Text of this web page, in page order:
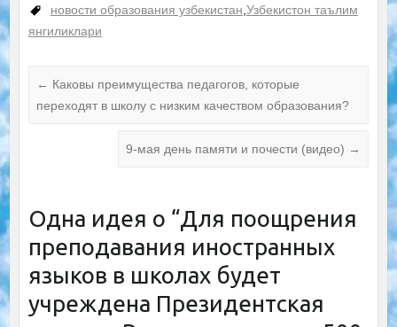
делам
новости образования узбекистан,Узбекистон таълим
янгиликлари
← Каковы преимущества педагогов, которые
переходят в школу с низким качеством образования?
9-мая день памяти и почести (видео) →
Одна идея о “Для поощрения
преподавания иностранных
языков в школах будет
учреждена Президентская